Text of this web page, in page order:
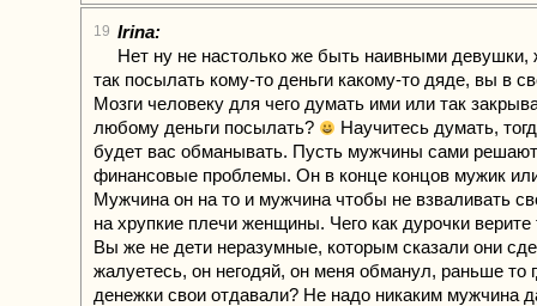
19 Irina:
Нет ну не настолько же быть наивными
так посылать кому-то деньги какому-то дяде, вы в
Мозги человеку для чего думать ими или так
любому деньги посылать?
Научитесь думать,
будет вас обманывать. Пусть мужчины сами
финансовые проблемы. Он в конце концов мужик
Мужчина он на то и мужчина чтобы не взваливать
на хрупкие плечи женщины. Чего как дурочки
Вы же не дети неразумные, которым сказали они
жалуетесь, он негодяй, он меня обманул, раньше то
денежки свои отдавали? Не надо никаким мужчина